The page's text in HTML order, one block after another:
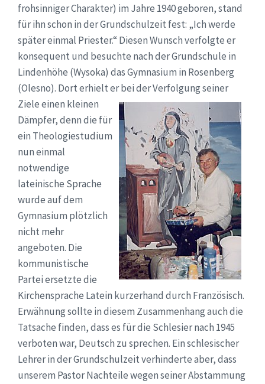
frohsinniger Charakter) im Jahre 1940 geboren, stand
für ihn schon in der Grundschulzeit fest: „Ich werde
später einmal Priester.“ Diesen Wunsch verfolgte er
konsequent und besuchte nach der Grundschule in
Lindenhöhe (Wysoka) das Gymnasium in Rosenberg
(Olesno). Dort erhielt er bei derVerfolgung seiner
Ziele einen kleinen
Dämpfer, denn die für
ein Theologiestudium
nun einmal
notwendige
lateinische Sprache
wurde auf dem
Gymnasium plötzlich
nicht mehr
angeboten. Die
kommunistische
Partei ersetzte die
Kirchensprache Latein kurzerhand durch Französisch.
Erwähnung sollte in diesem Zusammenhang auch die
Tatsache finden, dass es für die Schlesier nach 1945
verboten war, Deutsch zu sprechen. Ein schlesischer
Lehrer in der Grundschulzeit verhinderte aber, dass
unserem Pastor Nachteile wegen seiner Abstammung